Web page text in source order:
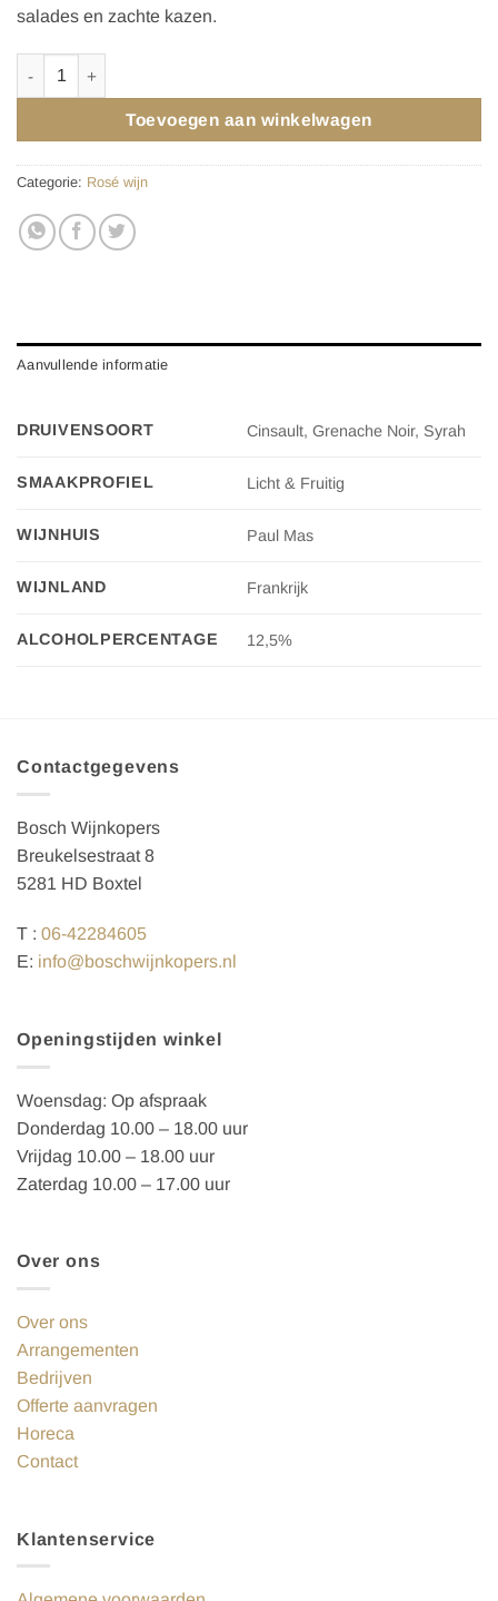
salades en zachte kazen.
Toevoegen aan winkelwagen
Categorie: Rosé wijn
Aanvullende informatie
DRUIVENSOORT Cinsault, Grenache Noir, Syrah
SMAAKPROFIEL Licht & Fruitig
WIJNHUIS Paul Mas
WIJNLAND Frankrijk
ALCOHOLPERCENTAGE 12,5%
Contactgegevens
Bosch Wijnkopers
Breukelsestraat 8
5281 HD Boxtel
T : 06-42284605
E: info@boschwijnkopers.nl
Openingstijden winkel
Woensdag: Op afspraak
Donderdag 10.00 – 18.00 uur
Vrijdag 10.00 – 18.00 uur
Zaterdag 10.00 – 17.00 uur
Over ons
Over ons
Arrangementen
Bedrijven
Offerte aanvragen
Horeca
Contact
Klantenservice